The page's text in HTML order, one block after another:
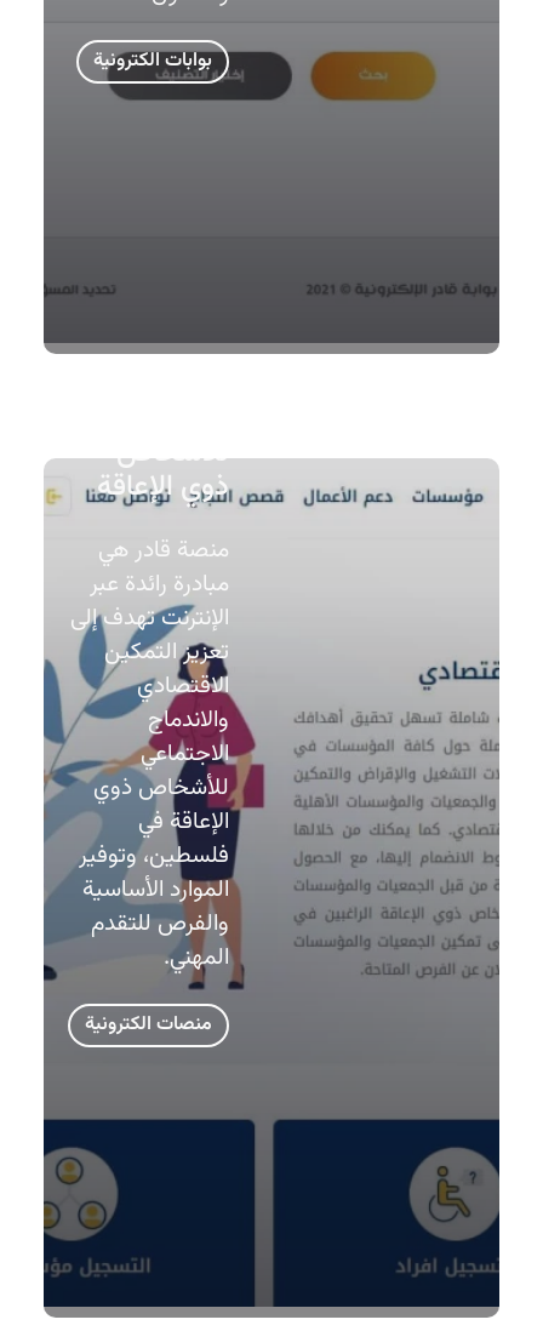
بوابات الكترونية
منصة قادر
للأشخاص
ذوي الإعاقة
منصة قادر هي
مبادرة رائدة عبر
الإنترنت تهدف إلى
تعزيز التمكين
الاقتصادي
والاندماج
الاجتماعي
للأشخاص ذوي
الإعاقة في
فلسطين، وتوفير
الموارد الأساسية
والفرص للتقدم
المهني.
منصات الكترونية